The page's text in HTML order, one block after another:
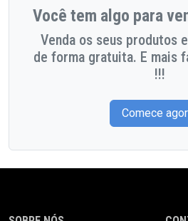
Você tem algo para
Venda os seus produtos
de forma gratuita. E mais
!!!
Comece